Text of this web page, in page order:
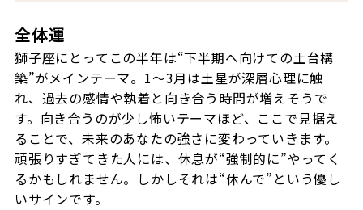
全体運
獅子座にとってこの半年は“下半期へ向けての土台構
築”がメインテーマ。1〜3月は土星が深層心理に触
れ、過去の感情や執着と向き合う時間が増えそうで
す。向き合うのが少し怖いテーマほど、ここで見据え
ることで、未来のあなたの強さに変わっていきます。
頑張りすぎてきた人には、休息が“強制的に”やってく
るかもしれません。しかしそれは“休んで”という優し
いサインです。